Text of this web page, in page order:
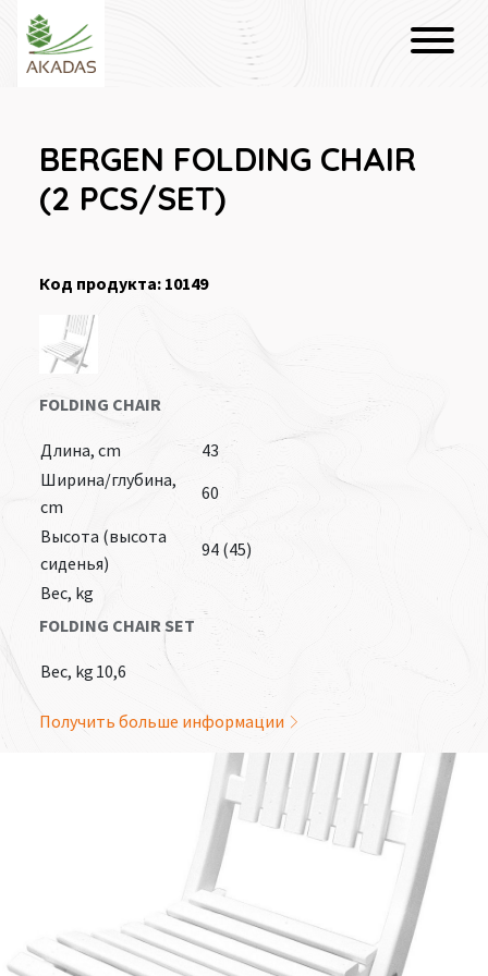
BERGEN FOLDING CHAIR
(2 PCS/SET)
Код продукта: 10149
FOLDING CHAIR
Длина, cm
43
Ширина/глубина,
cm
60
Высота (высота
сиденья)
94 (45)
Вес, kg
FOLDING CHAIR SET
Вес, kg 10,6
Получить больше информации